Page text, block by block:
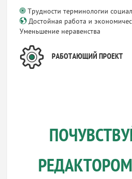
Трудности терминологии
Достойная работа и
Уменьшение неравенства
РАБОТАЮЩИЙ ПРОЕКТ